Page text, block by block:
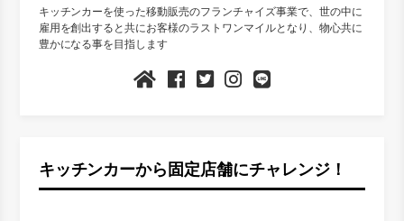
キッチンカーを使った移動販売のフランチャイズ事業で、世の中に
雇用を創出すると共にお客様のラストワンマイルとなり、物心共に
豊かになる事を目指します
キッチンカーから固定店舗にチャレンジ！